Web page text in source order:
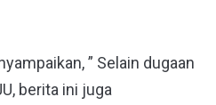
” Selain dugaan
berita ini juga